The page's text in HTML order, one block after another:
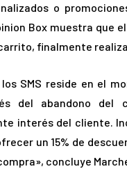
o
Box muestra que
finalmente
SMS reside en el
del abandono del
interés del cliente.
un 15% de
concluye